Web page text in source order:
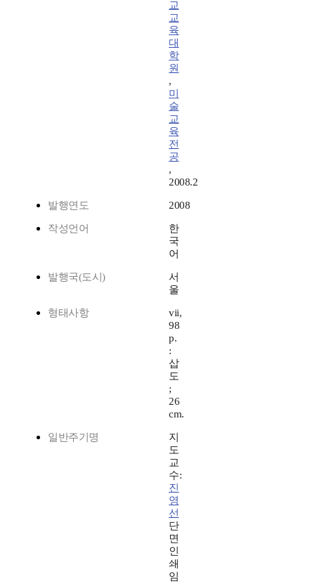
교
교
육
대
학
원
,
미
술
교
육
전
공
,
2008.2
발행연도 2008
작성언어
한
국
어
발행국(도시)
서
울
형태사항
vii,
98
p.
:
삽
도
;
26
cm.
일반주기명
지
도
교
수:
진
영
선
단
면
인
쇄
임